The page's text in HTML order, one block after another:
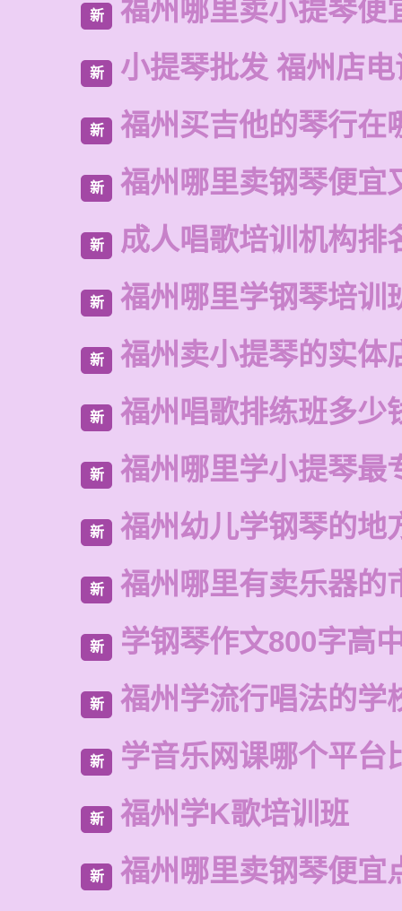
新 福州哪里卖小提琴便
新 小提琴批发 福州店
新 福州买吉他的琴行在
新 福州哪里卖钢琴便宜
新 成人唱歌培训机构排
新 福州哪里学钢琴培训
新 福州卖小提琴的实体
新 福州唱歌排练班多少
新 福州哪里学小提琴最
新 福州幼儿学钢琴的地
新 福州哪里有卖乐器的
新 学钢琴作文800字高
新 福州学流行唱法的学
新 学音乐网课哪个平台
新 福州学K歌培训班
新 福州哪里卖钢琴便宜